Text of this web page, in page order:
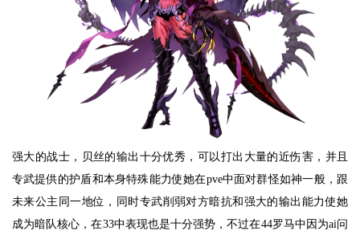
强大的战士，贝丝的输出十分优秀，可以打出大量的近伤害，并且
专武提供的护盾和本身特殊能力使她在pve中面对群怪如神一般，跟
未来公主同一地位，同时专武削弱对方暗抗和强大的输出能力使她
成为暗队核心，在33中表现也是十分强势，不过在44罗马中因为ai问